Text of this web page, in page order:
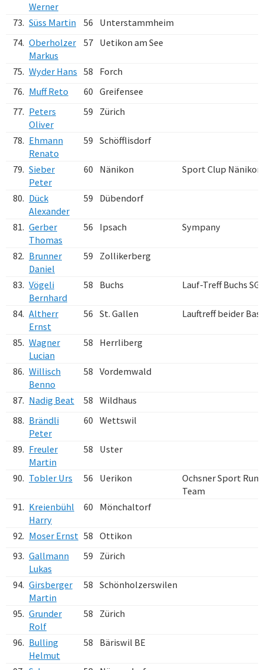
Werner
73. Süss Martin 56
Unterstammheim
74. Oberholzer
Markus
57 Uetikon am See
75. Wyder Hans 58
Forch
76. Muff Reto 60 Greifensee
77. Peters
Oliver
59 Zürich
78. Ehmann
Renato
59 Schöfflisdorf
79. Sieber
Peter
60 Nänikon Sport Clup Nänikon
80. Dück
Alexander
59 Dübendorf
81. Gerber
Thomas
56 Ipsach Sympany
82. Brunner
Daniel
59 Zollikerberg
83. Vögeli
Bernhard
58 Buchs Lauf-Treff Buchs SG
84. Altherr
Ernst
56 St. Gallen Lauftreff beider
85. Wagner
Lucian
58 Herrliberg
86. Willisch
Benno
58 Vordemwald
87. Nadig Beat 58 Wildhaus
88. Brändli
Peter
60 Wettswil
89. Freuler
Martin
58 Uster
90. Tobler Urs 56 Uerikon
Ochsner Sport
Team
91. Kreienbühl
Harry
60 Mönchaltorf
92. Moser Ernst 58 Ottikon
93. Gallmann
Lukas
59 Zürich
94. Girsberger
Martin
58 Schönholzerswilen
95. Grunder
Rolf
58 Zürich
96. Bulling
Helmut
58 Bäriswil BE